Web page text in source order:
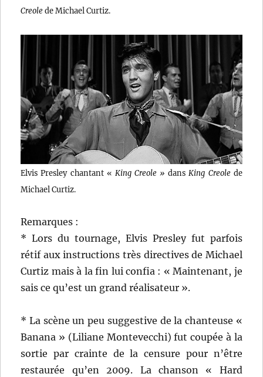
Creolede Michael Curtiz.
Elvis Presley chantant « King Creole »dans King Creolede
Michael Curtiz.
Remarques :
* Lors du tournage, Elvis Presley fut parfois
rétif aux instructions très directives de Michael
Curtiz mais à la fin lui confia : « Maintenant, je
sais ce qu’est un grand réalisateur ».
* La scène un peu suggestive de la chanteuse «
Banana » (Liliane Montevecchi) fut coupée à la
sortie par crainte de la censure pour n’être
restaurée qu’en 2009. La chanson « Hard